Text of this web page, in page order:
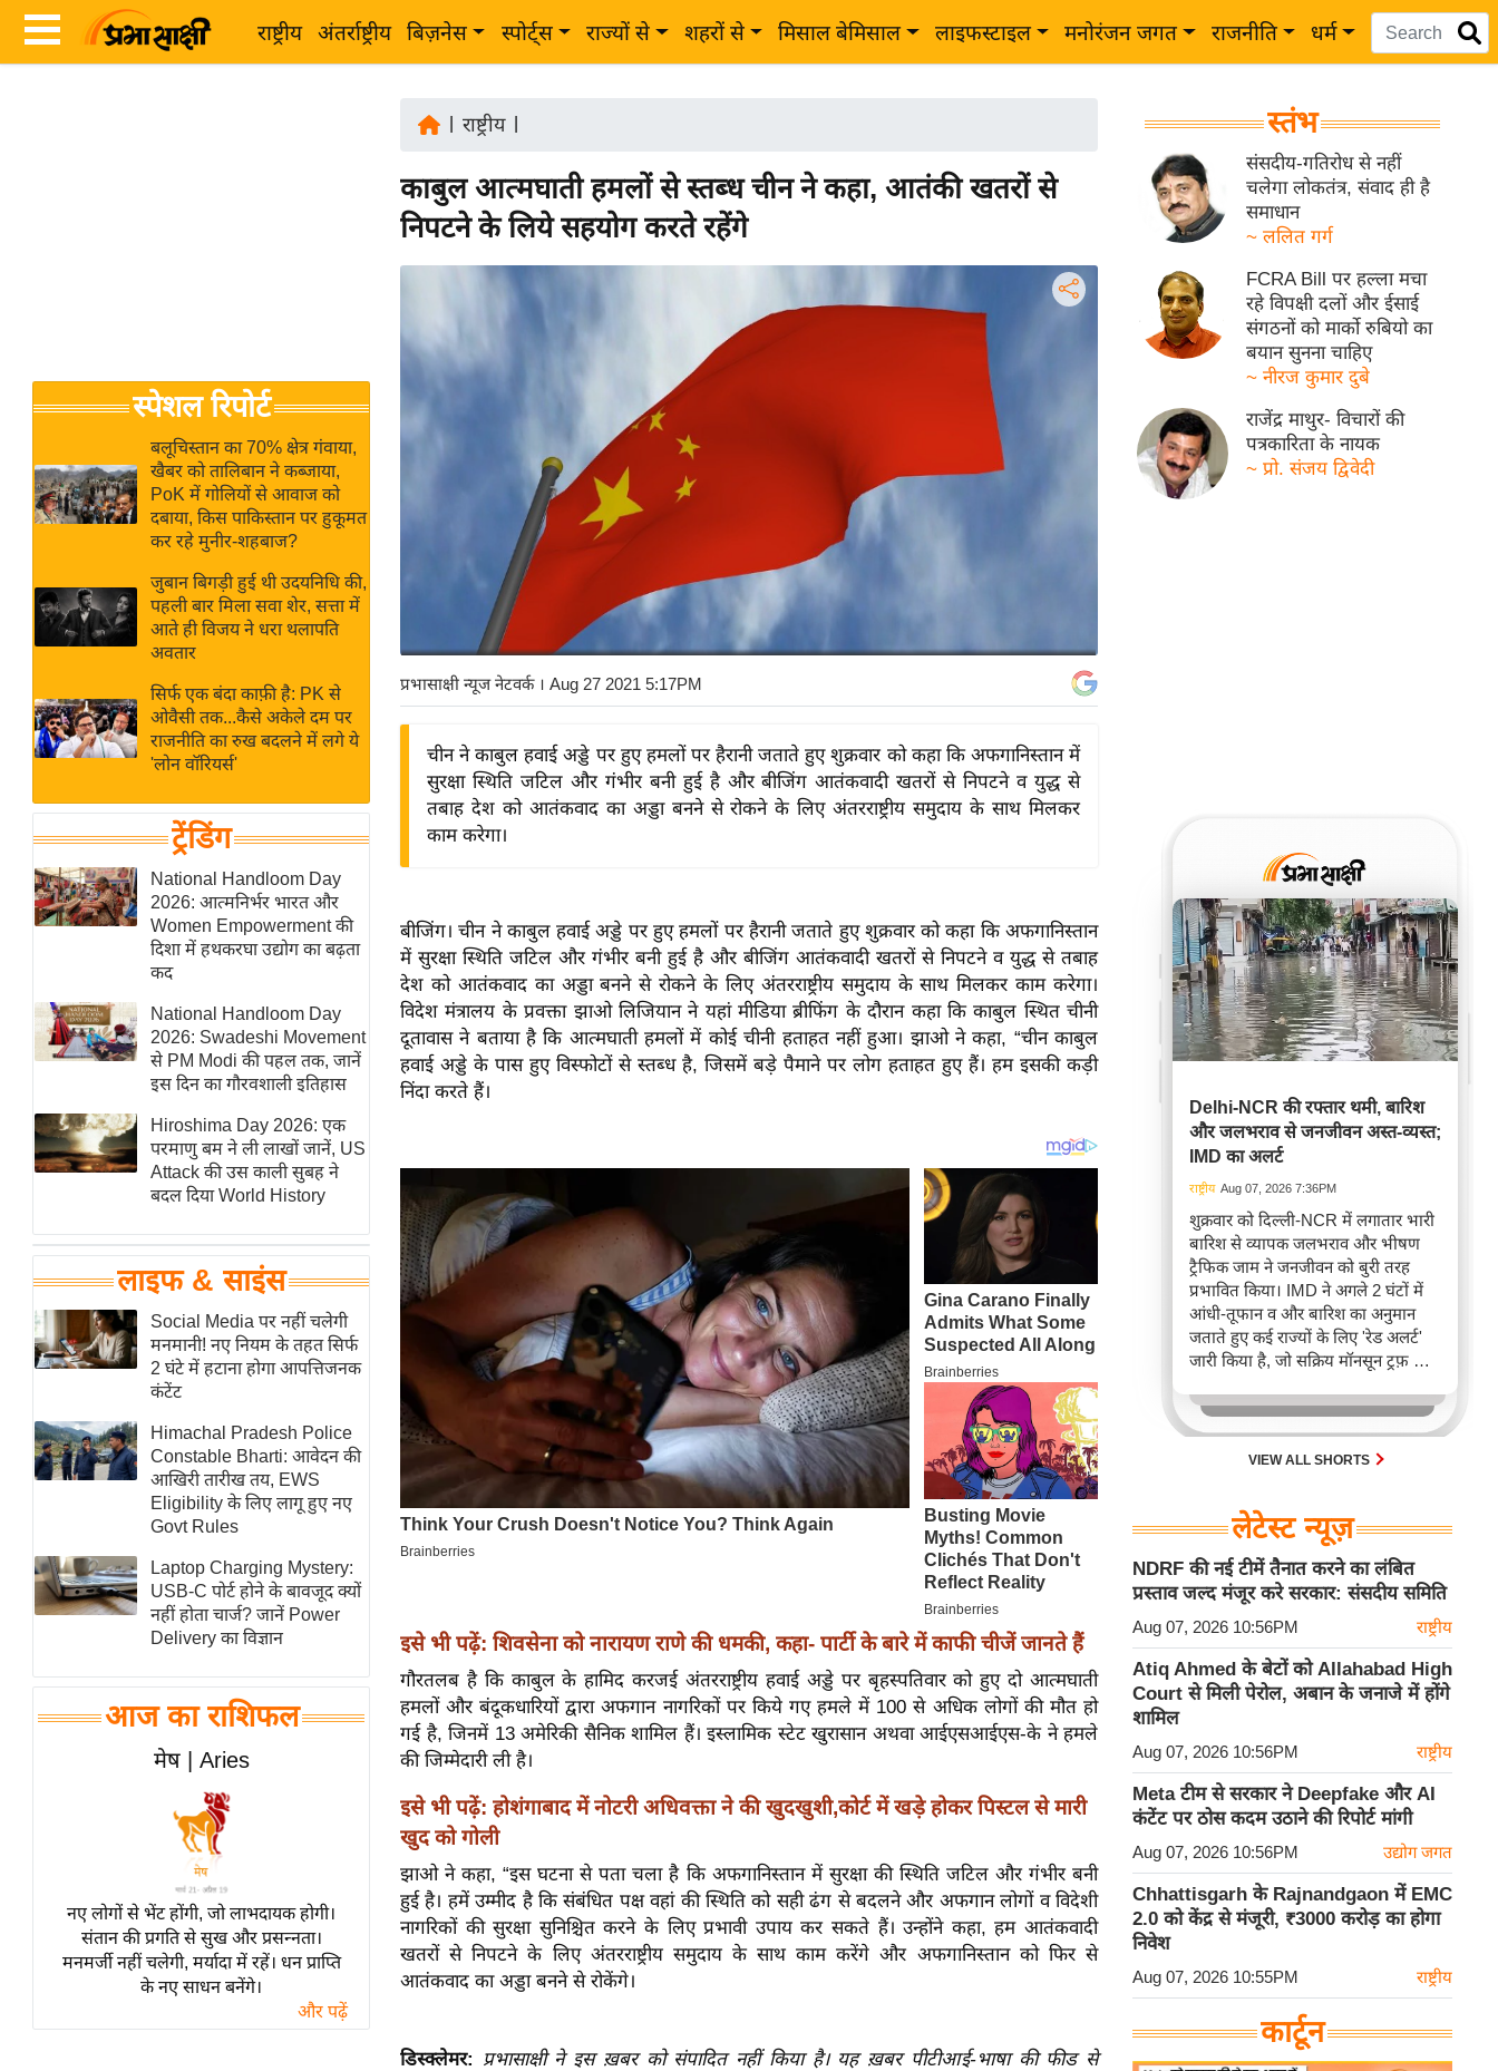
राष्ट्रीय अंतर्राष्ट्रीय बिज़नेस स्पोर्ट्स राज्यों से शहरों से मिसाल बेमिसाल लाइफस्टाइल मनोरंजन जगत राजनीति धर्म
Breaking
News in
Hindi
Hindi
Videos
जगत
राय
बजट
IPL
2026
ई-पेपर
मिसाल बेमिसाल
शख्सियत
यंग इंडिया
साहित्य जगत
ऑटो वर्ल्ड
न्यूज ब्रीफ
मनोरंजन जगत
बॉलीवुड
हॉलीवुड
फिल्म समीक्षा
Breaking
News
लाइफस्टाइल
टेक्नॉलॉजी
घरेलू नुस्खे
पर्यटन स्थल
फिटनेस मंत्रा
रिलेशनशिप
राजनीति
विश्लेषण
समसामयिक
मातृभूमि
एम.
आर.
आई.
समीक्षा
धर्म
ज्योतिष
त्योहार
राशिफल
विशेष
स्पेशल रिपोर्ट
बलूचिस्तान का 70% क्षेत्र गंवाया,
खैबर को तालिबान ने कब्जाया,
PoK में गोलियों से आवाज को
दबाया, किस पाकिस्तान पर हुकूमत
कर रहे मुनीर-शहबाज?
जुबान बिगड़ी हुई थी उदयनिधि की,
पहली बार मिला सवा शेर, सत्ता में
आते ही विजय ने धरा थलापति
अवतार
सिर्फ एक बंदा काफ़ी है: PK से
ओवैसी तक...कैसे अकेले दम पर
राजनीति का रुख बदलने में लगे ये
'लोन वॉरियर्स'
ट्रेंडिंग
National Handloom Day
2026: आत्मनिर्भर भारत और
Women Empowerment की
दिशा में हथकरघा उद्योग का बढ़ता
कद
National Handloom Day
2026: Swadeshi Movement
से PM Modi की पहल तक, जानें
इस दिन का गौरवशाली इतिहास
Hiroshima Day 2026: एक
परमाणु बम ने ली लाखों जानें, US
Attack की उस काली सुबह ने
बदल दिया World History
लाइफ & साइंस
Social Media पर नहीं चलेगी
मनमानी! नए नियम के तहत सिर्फ
2 घंटे में हटाना होगा आपत्तिजनक
कंटेंट
Himachal Pradesh Police
Constable Bharti: आवेदन की
आखिरी तारीख तय, EWS
Eligibility के लिए लागू हुए नए
Govt Rules
Laptop Charging Mystery:
USB-C पोर्ट होने के बावजूद क्यों
नहीं होता चार्ज? जानें Power
Delivery का विज्ञान
आज का राशिफल
मेष | Aries
नए लोगों से भेंट होंगी, जो लाभदायक होगी।
संतान की प्रगति से सुख और प्रसन्नता।
मनमर्जी नहीं चलेगी, मर्यादा में रहें। धन प्राप्ति
के नए साधन बनेंगे।
और पढ़ें
राष्ट्रीय|
काबुल आत्मघाती हमलों से स्तब्ध चीन ने कहा, आतंकी खतरों से
निपटने के लिये सहयोग करते रहेंगे
प्रभासाक्षी न्यूज नेटवर्क। Aug 27 2021 5:17PM
चीन ने काबुल हवाई अड्डे पर हुए हमलों पर हैरानी जताते हुए शुक्रवार को कहा कि अफगानिस्तान में
सुरक्षा स्थिति जटिल और गंभीर बनी हुई है और बीजिंग आतंकवादी खतरों से निपटने व युद्ध से
तबाह देश को आतंकवाद का अड्डा बनने से रोकने के लिए अंतरराष्ट्रीय समुदाय के साथ मिलकर
काम करेगा।
बीजिंग। चीन ने काबुल हवाई अड्डे पर हुए हमलों पर हैरानी जताते हुए शुक्रवार को कहा कि अफगानिस्तान
में सुरक्षा स्थिति जटिल और गंभीर बनी हुई है और बीजिंग आतंकवादी खतरों से निपटने व युद्ध से तबाह
देश को आतंकवाद का अड्डा बनने से रोकने के लिए अंतरराष्ट्रीय समुदाय के साथ मिलकर काम करेगा।
विदेश मंत्रालय के प्रवक्ता झाओ लिजियान ने यहां मीडिया ब्रीफिंग के दौरान कहा कि काबुल स्थित चीनी
दूतावास ने बताया है कि आत्मघाती हमलों में कोई चीनी हताहत नहीं हुआ। झाओ ने कहा, “चीन काबुल
हवाई अड्डे के पास हुए विस्फोटों से स्तब्ध है, जिसमें बड़े पैमाने पर लोग हताहत हुए हैं। हम इसकी कड़ी
निंदा करते हैं।
इसे भी पढ़ें: शिवसेना को नारायण राणे की धमकी, कहा- पार्टी के बारे में काफी चीजें जानते हैं
गौरतलब है कि काबुल के हामिद करजई अंतरराष्ट्रीय हवाई अड्डे पर बृहस्पतिवार को हुए दो आत्मघाती
हमलों और बंदूकधारियों द्वारा अफगान नागरिकों पर किये गए हमले में 100 से अधिक लोगों की मौत हो
गई है, जिनमें 13 अमेरिकी सैनिक शामिल हैं। इस्लामिक स्टेट खुरासान अथवा आईएसआईएस-के ने हमले
की जिम्मेदारी ली है।
इसे भी पढ़ें: होशंगाबाद में नोटरी अधिवक्ता ने की खुदखुशी,कोर्ट में खड़े होकर पिस्टल से मारी
खुद को गोली
झाओ ने कहा, “इस घटना से पता चला है कि अफगानिस्तान में सुरक्षा की स्थिति जटिल और गंभीर बनी
हुई है। हमें उम्मीद है कि संबंधित पक्ष वहां की स्थिति को सही ढंग से बदलने और अफगान लोगों व विदेशी
नागरिकों की सुरक्षा सुनिश्चित करने के लिए प्रभावी उपाय कर सकते हैं। उन्होंने कहा, हम आतंकवादी
खतरों से निपटने के लिए अंतरराष्ट्रीय समुदाय के साथ काम करेंगे और अफगानिस्तान को फिर से
आतंकवाद का अड्डा बनने से रोकेंगे।
डिस्क्लेमर: प्रभासाक्षी ने इस ख़बर को संपादित नहीं किया है। यह ख़बर पीटीआई-भाषा की फीड से
स्तंभ
संसदीय-गतिरोध से नहीं
चलेगा लोकतंत्र, संवाद ही है
समाधान
~ ललित गर्ग
FCRA Bill पर हल्ला मचा
रहे विपक्षी दलों और ईसाई
संगठनों को मार्को रुबियो का
बयान सुनना चाहिए
~ नीरज कुमार दुबे
राजेंद्र माथुर- विचारों की
पत्रकारिता के नायक
~ प्रो. संजय द्विवेदी
Delhi-NCR की रफ्तार थमी, बारिश
और जलभराव से जनजीवन अस्त-व्यस्त;
IMD का अलर्ट
राष्ट्रीय Aug 07, 2026 7:36PM
शुक्रवार को दिल्ली-NCR में लगातार भारी
बारिश से व्यापक जलभराव और भीषण
ट्रैफिक जाम ने जनजीवन को बुरी तरह
प्रभावित किया। IMD ने अगले 2 घंटों में
आंधी-तूफान व और बारिश का अनुमान
जताते हुए कई राज्यों के लिए 'रेड अलर्ट'
जारी किया है, जो सक्रिय मॉनसून ट्रफ़ और
जिससे यातायात बाधित होने के साथ-साथ
सफदरजंग अस्पताल में भी जलभराव की
स्थिति बनी।VIEW ALL SHORTS
लेटेस्ट न्यूज़
NDRF की नई टीमें तैनात करने का लंबित
प्रस्ताव जल्द मंजूर करे सरकार: संसदीय समिति
Aug 07, 2026 10:56PM राष्ट्रीय
Atiq Ahmed के बेटों को Allahabad High
Court से मिली पेरोल, अबान के जनाजे में होंगे
शामिल
Aug 07, 2026 10:56PM राष्ट्रीय
Meta टीम से सरकार ने Deepfake और AI
कंटेंट पर ठोस कदम उठाने की रिपोर्ट मांगी
Aug 07, 2026 10:56PM उद्योग जगत
Chhattisgarh के Rajnandgaon में EMC
2.0 को केंद्र से मंजूरी, ₹3000 करोड़ का होगा
निवेश
Aug 07, 2026 10:55PM राष्ट्रीय
कार्टून